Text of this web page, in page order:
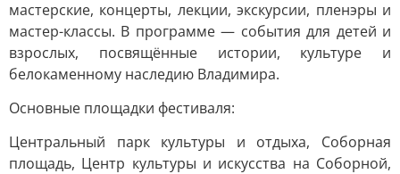
мастерские, концерты, лекции, экскурсии, пленэры и
мастер-классы. В программе — события для детей и
взрослых, посвящённые истории, культуре и
белокаменному наследию Владимира.
Основные площадки фестиваля:
Центральный парк культуры и отдыха, Соборная
площадь, Центр культуры и искусства на Соборной,